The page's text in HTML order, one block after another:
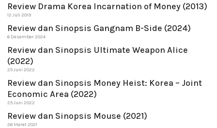
Review Drama Korea Incarnation of Money (2013)
12 Juli 2019
Review dan Sinopsis Gangnam B-Side (2024)
6 Desember 2024
Review dan Sinopsis Ultimate Weapon Alice
(2022)
25 Juni 2022
Review dan Sinopsis Money Heist: Korea – Joint
Economic Area (2022)
25 Juni 2022
Review dan Sinopsis Mouse (2021)
26 Maret 2021